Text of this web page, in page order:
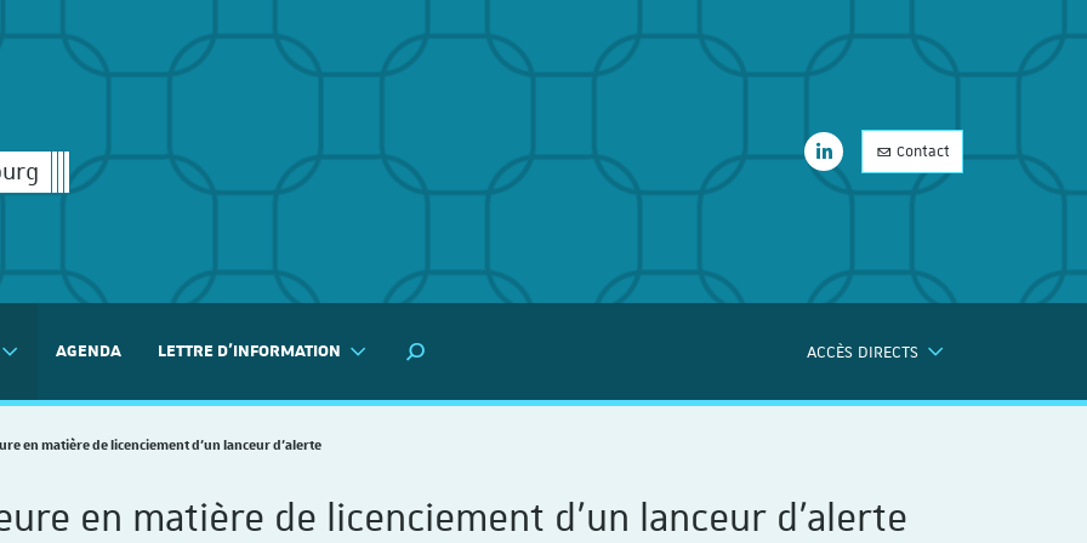
LinkedIn
Contact
AGENDA LETTRE D'INFORMATION
MOTEUR DE RECHERCHE
ACCÈS DIRECTS
LinkedIn
en matière de licenciement d’un lanceur d’alerte
en matière de licenciement d’un lanceur d’alerte